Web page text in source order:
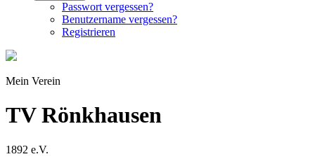
Passwort vergessen?
Benutzername vergessen?
Registrieren
Mein Verein
TV Rönkhausen
1892 e.V.